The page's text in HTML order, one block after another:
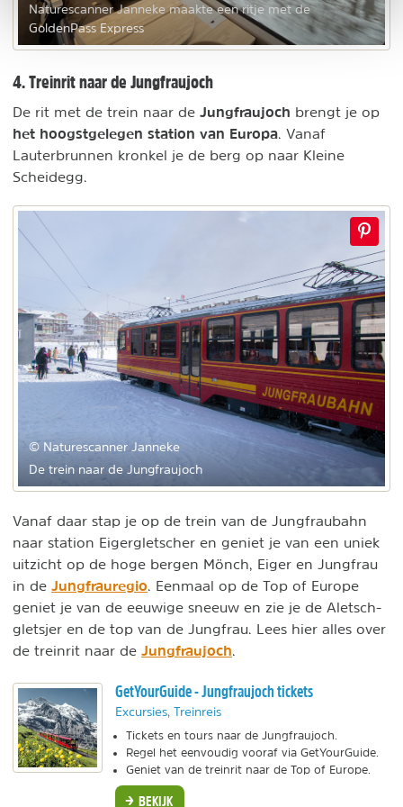
Naturescanner Janneke maakte een ritje met de
GoldenPass Express
4. Treinrit naar de Jungfraujoch
De rit met de trein naar de Jungfraujoch brengt je op
het hoogstgelegen station van Europa . Vanaf
Lauterbrunnen kronkel je de berg op naar Kleine
Scheidegg.
© Naturescanner Janneke
De trein naar de Jungfraujoch
Vanaf daar stap je op de trein van de Jungfraubahn
naar station Eigergletscher en geniet je van een uniek
uitzicht op de hoge bergen Mönch, Eiger en Jungfrau
in de Jungfrauregio . Eenmaal op de Top of Europe
geniet je van de eeuwige sneeuw en zie je de Aletsch-
gletsjer en de top van de Jungfrau. Lees hier alles over
de treinrit naar de Jungfraujoch
GetYourGuide - Jungfraujoch tickets
Excursies, Treinreis
Tickets en tours naar de Jungfraujoch.
Regel het eenvoudig vooraf via GetYourGuide.
Geniet van de treinrit naar de Top of Europe.
BEKIJK